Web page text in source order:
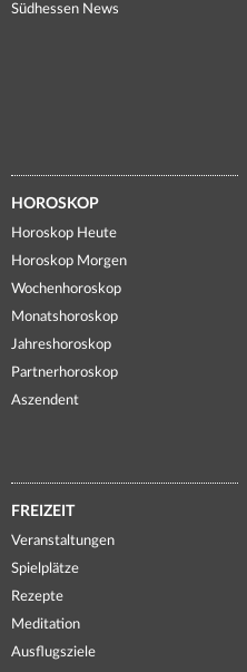
Südhessen News
HOROSKOP
Horoskop Heute
Horoskop Morgen
Wochenhoroskop
Monatshoroskop
Jahreshoroskop
Partnerhoroskop
Aszendent
FREIZEIT
Veranstaltungen
Spielplätze
Rezepte
Meditation
Ausflugsziele